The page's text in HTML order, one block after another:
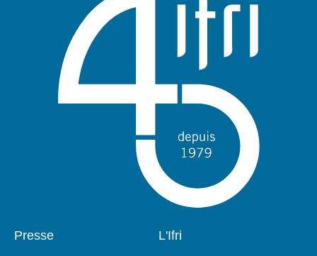
Pied
Presse
Navigation
L'Ifri